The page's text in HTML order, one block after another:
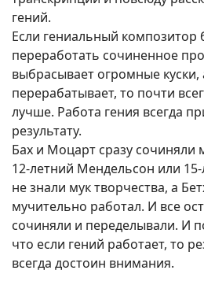
гений.
Если гениальный композитор
переработать сочиненное
выбрасывает огромные
перерабатывает, то почти
лучше. Работа гения всегда
результату.
Бах и Моцарт сразу сочиняли
12-летний Мендельсон или
не знали мук творчества, а
мучительно работал. И все
сочиняли и переделывали. И
что если гений работает, то
всегда достоин внимания.